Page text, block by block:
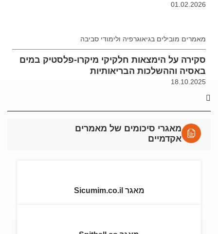
01.02.2026
מאמרים מובילים בגיאוגרפיה ולימודי סביבה
סקירה על הימצאות חלקיקי מיקרו-פלסטיק במים
באסיה וההשלכות הבריאותיות
18.10.2025
מאגרי סיכומים של מאמרים
אקדמיים
מאגר Sicumim.co.il